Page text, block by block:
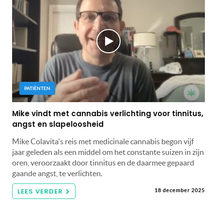
PATIËNTEN
Mike vindt met cannabis verlichting voor tinnitus,
angst en slapeloosheid
Mike Colavita's reis met medicinale cannabis begon vijf
jaar geleden als een middel om het constante suizen in zijn
oren, veroorzaakt door tinnitus en de daarmee gepaard
gaande angst, te verlichten.
LEES VERDER 18 december 2025